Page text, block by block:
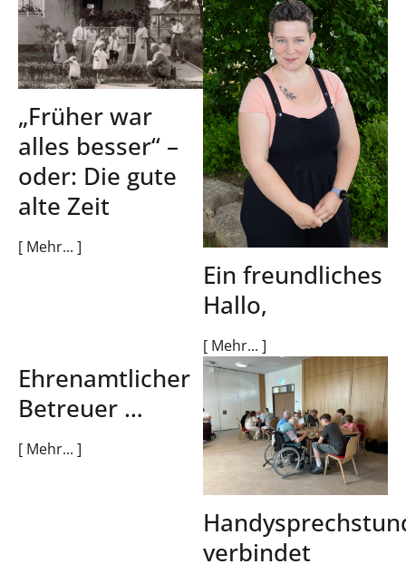
„Früher war
alles besser“ –
oder: Die gute
alte Zeit
[ Mehr... ]
Ein freundliches
Hallo,
[ Mehr... ]
Ehrenamtlicher
Betreuer …
[ Mehr... ]
verbindet